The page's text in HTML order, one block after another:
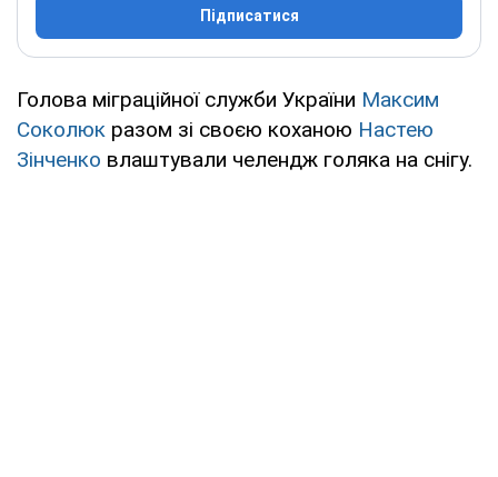
Підписатися
Голова міграційної служби України Максим
Соколюк разом зі своєю коханою Настею
Зінченко влаштували челендж голяка на снігу.